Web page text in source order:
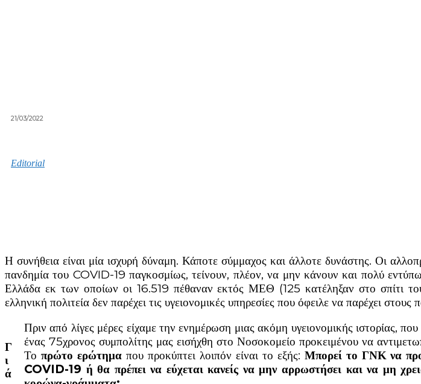
21/03/2022
Editorial
Η συνήθεια είναι μία ισχυρή δύναμη. Κάποτε σύμμαχος και άλλοτε δυνάστης. Οι αλλοπρόσαλλες, τραγικές και ολοκληρωτικές καταστάσεις που έφερε και εγκαθίδρυσε η
πανδημία του COVID-19 παγκοσμίως, τείνουν, πλέον, να μην κάνουν και πολύ
Ελλάδα εκ των οποίων οι 16.519 πέθαναν εκτός ΜΕΘ (125 κατέληξαν στο σπίτι
ελληνική πολιτεία δεν παρέχει τις υγειονομικές υπηρεσίες που όφειλε να παρέχει στους
Γ
ι
ά
Πριν από λίγες μέρες είχαμε την ενημέρωση μιας ακόμη υγειονομικής ιστορίας,
ένας 75χρονος συμπολίτης μας εισήχθη στο Νοσοκομείο προκειμένου να
Το πρώτο ερώτημαπου προκύπτει λοιπόν είναι το εξής: Μπορεί το ΓΝΚ να
COVID-19 ή θα πρέπει να εύχεται κανείς να μην αρρωστήσει και να μη